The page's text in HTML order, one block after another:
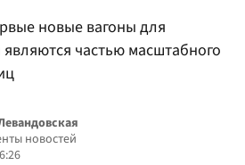
новые вагоны для
частью масштабного
новостей